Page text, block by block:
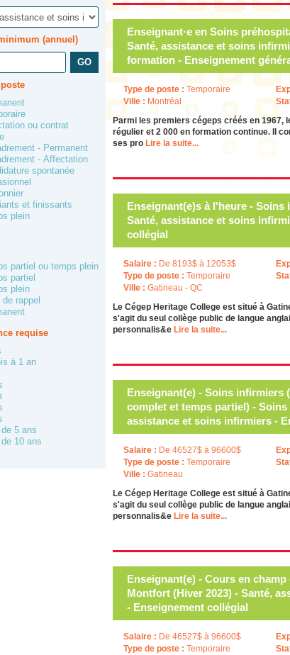
(annuel)
ou contrat
- Permanent
- Affectation
spontanée
et finissants
plein
partiel ou temps plein
partiel
plein
de rappel
requise
à 1 an
5 ans
10 ans
Enseignant·e en Soins
Santé, assistance et soins
formation - Enseignement
Type de poste : Temporaire
Ville : Montréal
Parmi les premiers cégeps créés en 1967,
régulier et 2 000 en formation continue. Il
ses pro Lire la suite...
Enseignant(e)s à l'heure - Soins
Santé, assistance et soins
collégial
Salaire : De 8193$ à 12053$
Type de poste : Temporaire
Ville : Gatineau - QC
Le Cégep Heritage College est situé à
s'agit du seul collège public de langue
personnalis&e Lire la suite...
Enseignant(e) - Soins infirmiers
complet et temps partiel) -
assistance et soins infirmiers -
Salaire : De 46527$ à 96600$
Type de poste : Temporaire
Ville : Gatineau
Le Cégep Heritage College est situé à
s'agit du seul collège public de langue
personnalis&e Lire la suite...
Enseignant(e) - Cours en
Montfort (Hiver 2023) - Santé,
- Enseignement collégial
Salaire : De 46527$ à 96600$
Type de poste : Temporaire